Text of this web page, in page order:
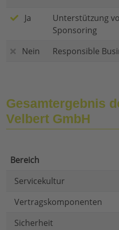
Ja
Unterstützung
Sponsoring
Nein
Responsible
Gesamtergebnis
Velbert GmbH
Bereich
Servicekultur
Vertragskomponenten
Sicherheit